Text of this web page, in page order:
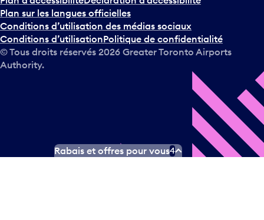
Plan sur les langues officielles
Conditions d’utilisation des médias sociaux
Conditions d’utilisationPolitique de confidentialité
© Tous droits réservés 2026 Greater Toronto Airports
Authority.
Rabais et offres pour vous4